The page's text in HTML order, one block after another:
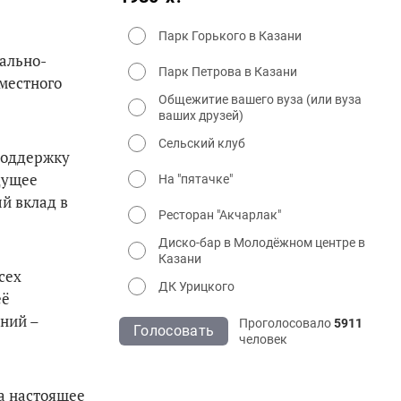
вклад в
–
настоящее
Парк Горького в Казани
Парк Петрова в Казани
Общежитие вашего вуза (или вуза
ваших друзей)
Сельский клуб
На "пятачке"
Ресторан "Акчарлак"
Диско-бар в Молодёжном центре в
Казани
ДК Урицкого
Голосовать Проголосовало5911
человек